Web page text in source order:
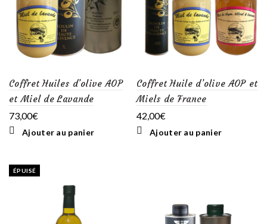
Coffret Huiles d’olive AOP
et Miel de Lavande
73,00€
Ajouter au panier
Coffret Huile d’olive AOP et
Miels de France
42,00€
Ajouter au panier
ÉPUISÉ